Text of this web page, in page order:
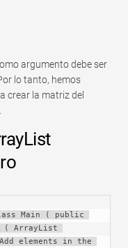
argumento debe ser
lo tanto, hemos
crear la matriz del
Main ( public
( ArrayList
elements in the